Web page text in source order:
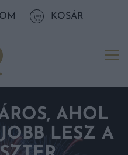
KOSÁR
AHOL
LESZ A